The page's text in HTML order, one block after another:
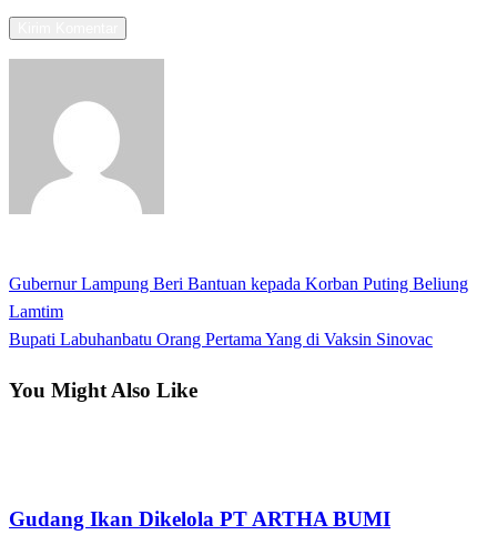
Navigasi
pos
Previous
Post
Gubernur Lampung Beri Bantuan kepada Korban Puting Beliung
Lamtim
Next
Bupati Labuhanbatu Orang Pertama Yang di Vaksin Sinovac
You Might Also Like
Gudang Ikan Dikelola PT ARTHA BUMI